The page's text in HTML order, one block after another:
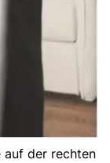
der rechten